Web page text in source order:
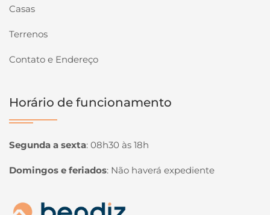
Casas
Terrenos
Contato e Endereço
Horário de funcionamento
Segunda a sexta: 08h30 às 18h
Domingos e feriados: Não haverá expediente
Página inicial